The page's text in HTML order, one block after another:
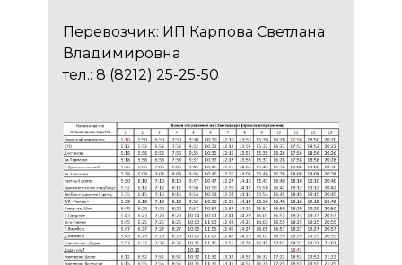
Перевозчик: ИП Карпова Светлана
Владимировна
тел.: 8 (8212) 25-25-50